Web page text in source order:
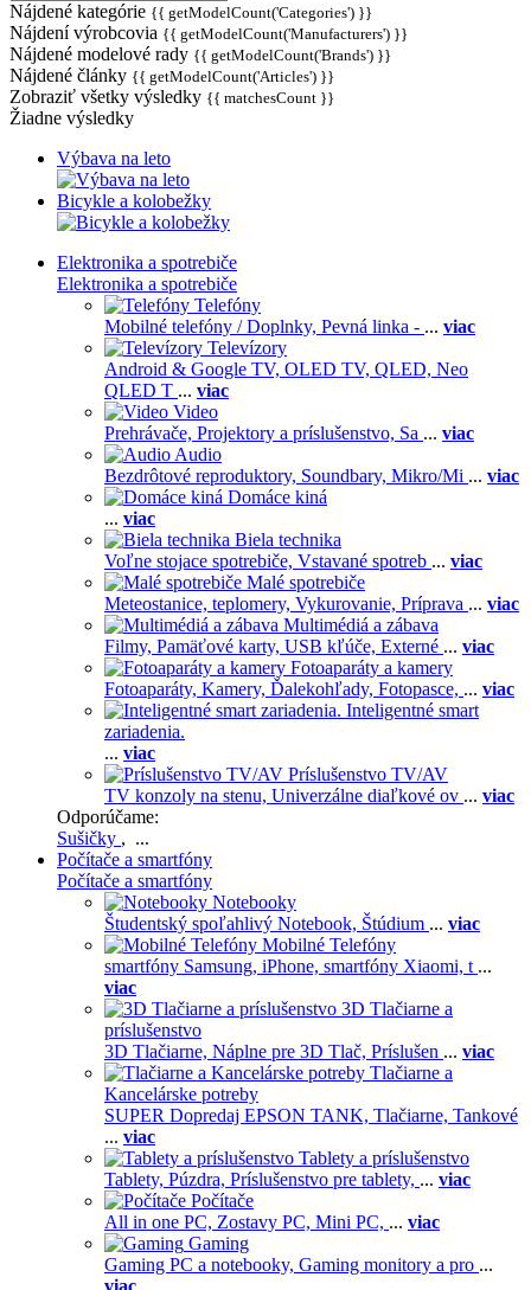
Nájdené kategórie {{ getModelCount('Categories') }}
Nájdení výrobcovia {{ getModelCount('Manufacturers') }}
Nájdené modelové rady {{ getModelCount('Brands') }}
Nájdené články {{ getModelCount('Articles') }}
Zobraziť všetky výsledky {{ matchesCount }}
Žiadne výsledky
Výbava na leto
Bicykle a kolobežky
Elektronika a spotrebiče
Elektronika a spotrebiče
Telefóny
Mobilné telefóny / Doplnky, Pevná linka - ... viac
Televízory
Android & Google TV, OLED TV, QLED, Neo
QLED T ... viac
Video
Prehrávače, Projektory a príslušenstvo, Sa ... viac
Audio
Bezdrôtové reproduktory, Soundbary, Mikro/Mi ... viac
Domáce kiná
... viac
Biela technika
Voľne stojace spotrebiče, Vstavané spotreb ... viac
Malé spotrebiče
Meteostanice, teplomery, Vykurovanie, Príprava ... viac
Multimédiá a zábava
Filmy, Pamäťové karty, USB kľúče, Externé ... viac
Fotoaparáty a kamery
Fotoaparáty, Kamery, Ďalekohľady, Fotopasce, ... viac
Inteligentné smart
zariadenia.
... viac
Príslušenstvo TV/AV
TV konzoly na stenu, Univerzálne diaľkové ov ... viac
Odporúčame:
Sušičky , ...
Počítače a smartfóny
Počítače a smartfóny
Notebooky
Študentský spoľahlivý Notebook, Štúdium ... viac
Mobilné Telefóny
smartfóny Samsung, iPhone, smartfóny Xiaomi, t ...
viac
3D Tlačiarne a
príslušenstvo
3D Tlačiarne, Náplne pre 3D Tlač, Príslušen ... viac
Tlačiarne a
Kancelárske potreby
SUPER Dopredaj EPSON TANK, Tlačiarne, Tankové
... viac
Tablety a príslušenstvo
Tablety, Púzdra, Príslušenstvo pre tablety, ... viac
Počítače
All in one PC, Zostavy PC, Mini PC, ... viac
Gaming
Gaming PC a notebooky, Gaming monitory a pro ...
viac